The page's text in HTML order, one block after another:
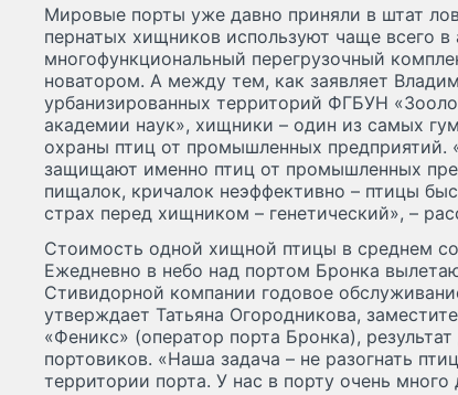
Мировые порты уже давно приняли в штат
пернатых хищников используют чаще всего
многофункциональный перегрузочный
новатором. А между тем, как заявляет
урбанизированных территорий ФГБУН
академии наук», хищники – один из самых
охраны птиц от промышленных предприятий.
защищают именно птиц от промышленных
пищалок, кричалок неэффективно – птицы
страх перед хищником – генетический», –
Стоимость одной хищной птицы в среднем
Ежедневно в небо над портом Бронка
Стивидорной компании годовое
утверждает Татьяна Огородникова,
«Феникс» (оператор порта Бронка),
портовиков. «Наша задача – не разогнать птиц, а предотвратить их поселение на
территории порта. У нас в порту очень